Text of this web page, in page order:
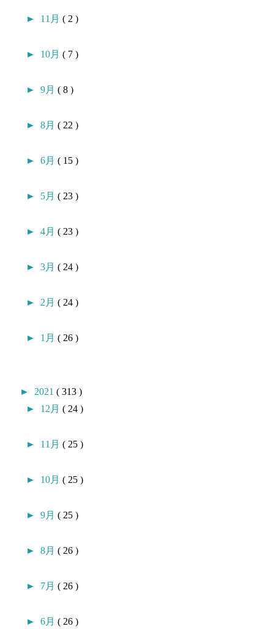
► 11月( 2 )
► 10月( 7 )
►9月( 8 )
►8月( 22 )
►6月( 15 )
► 5月( 23 )
►4月( 23 )
►3月( 24 )
► 2月( 24 )
► 1月( 26 )
► 2021( 313 )
► 12月( 24 )
► 11月( 25 )
► 10月( 25 )
►9月( 25 )
►8月( 26 )
► 7月( 26 )
►6月( 26 )